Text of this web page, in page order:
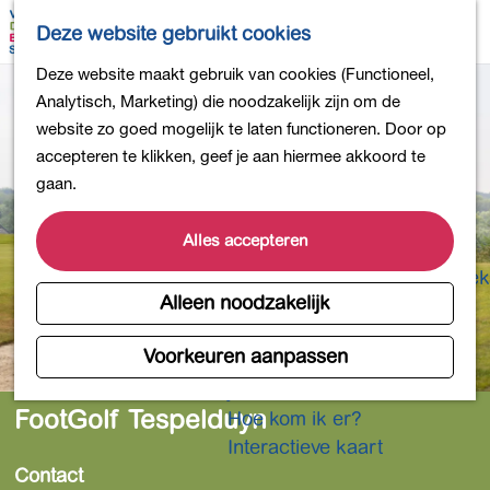
Deze website gebruikt cookies
Deze website maakt gebruik van cookies (Functioneel,
Analytisch, Marketing) die noodzakelijk zijn om de
website zo goed mogelijk te laten functioneren. Door op
accepteren te klikken, geef je aan hiermee akkoord te
gaan.
Alles accepteren
Alleen noodzakelijk
Voorkeuren aanpassen
a
r
d
e
h
o
m
e
K
a
r
t
Z
e
k
e
n
e
n
u
Bollen en Bloemen
Uit eten
DB4daagse - Inschrijven
Kinderactiviteiten
De natuur in
Musea en meer
Producten uit de Bollenstreek
Gezond en actief
Overnachten
Hoe kom ik er?
Interactieve kaart
FootGolf Tespelduyn
Contact